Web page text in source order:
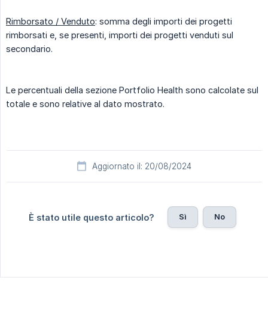
Rimborsato / Venduto: somma degli importi dei progetti
rimborsati e, se presenti, importi dei progetti venduti sul
secondario.
Le percentuali della sezione Portfolio Health sono calcolate sul
totale e sono relative al dato mostrato.
Aggiornato il: 20/08/2024
È stato utile questo articolo? Sì No